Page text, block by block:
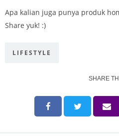
Apa kalian juga punya produk
Share yuk! :)
LIFESTYLE
SHARE